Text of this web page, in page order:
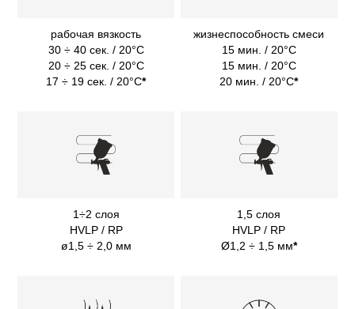
рабочая вязкость
30 ÷ 40 сек. / 20°C
20 ÷ 25 сек. / 20°C
17 ÷ 19 сек. / 20°C*
жизнеспособность смеси
15 мин. / 20°C
15 мин. / 20°C
20 мин. / 20°C*
1÷2 слоя
HVLP / RP
ø1,5 ÷ 2,0 мм
1,5 слоя
HVLP / RP
Ø1,2 ÷ 1,5 мм*